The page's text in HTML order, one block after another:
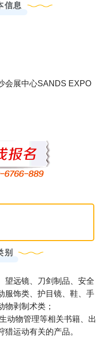
信息
会展中心SANDS EXPO
别
望远镜、刀剑制品、安全
服饰类、护目镜、鞋、手
物剥制术类；
动物管理等相关书籍、出
运动有关的产品。